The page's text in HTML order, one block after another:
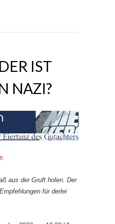
IST
NAZI?
.
aus der Gruft holen. Der
für derlei